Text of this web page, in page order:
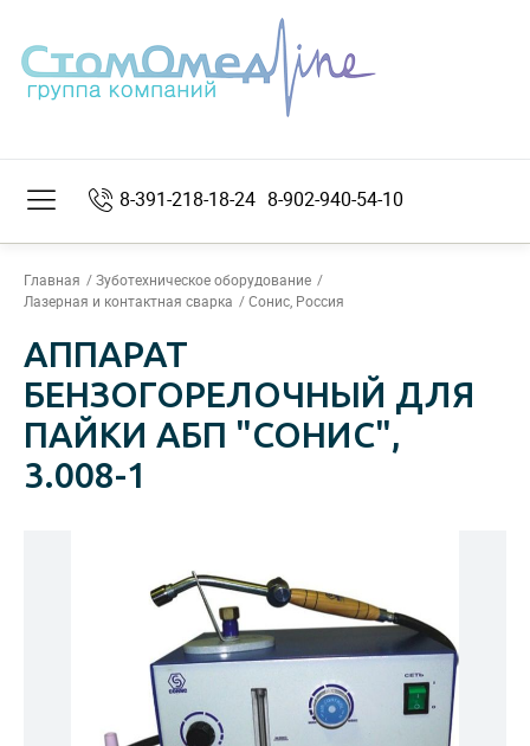
8-391-218-18-24 8-902-940-54-10
Главная
Зуботехническое оборудование
Лазерная и контактная сварка
Сонис, Россия
АППАРАТ
БЕНЗОГОРЕЛОЧНЫЙ ДЛЯ
ПАЙКИ АБП "СОНИС",
3.008-1